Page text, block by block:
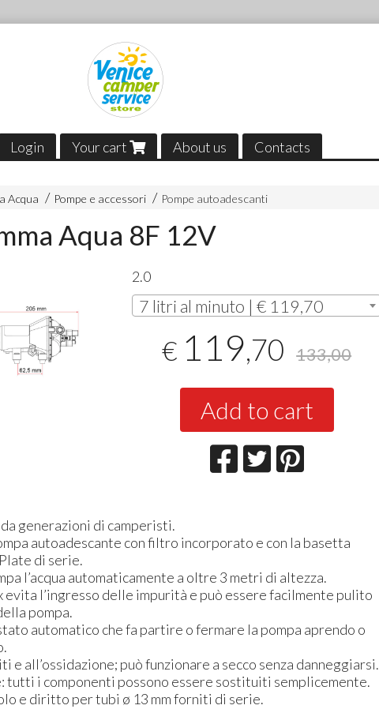
Login Your cart About us Contacts
Acqua Pompe e accessori Pompe autoadescanti
Aqua 8F 12V
2.0
7 litri al minuto | € 119,70
€ 119,70 133,00
Add to cart
generazioni di camperisti.
autoadescante con filtro incorporato e con la basetta
di serie.
l’acqua automaticamente a oltre 3 metri di altezza.
evita l’ingresso delle impurità e può essere facilmente pulito
pompa.
automatico che fa partire o fermare la pompa aprendo o
e all’ossidazione; può funzionare a secco senza danneggiarsi.
tutti i componenti possono essere sostituiti semplicemente.
e diritto per tubi ø 13 mm forniti di serie.